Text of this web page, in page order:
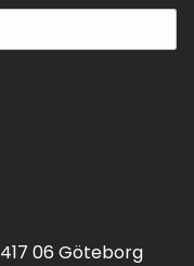
06 Göteborg